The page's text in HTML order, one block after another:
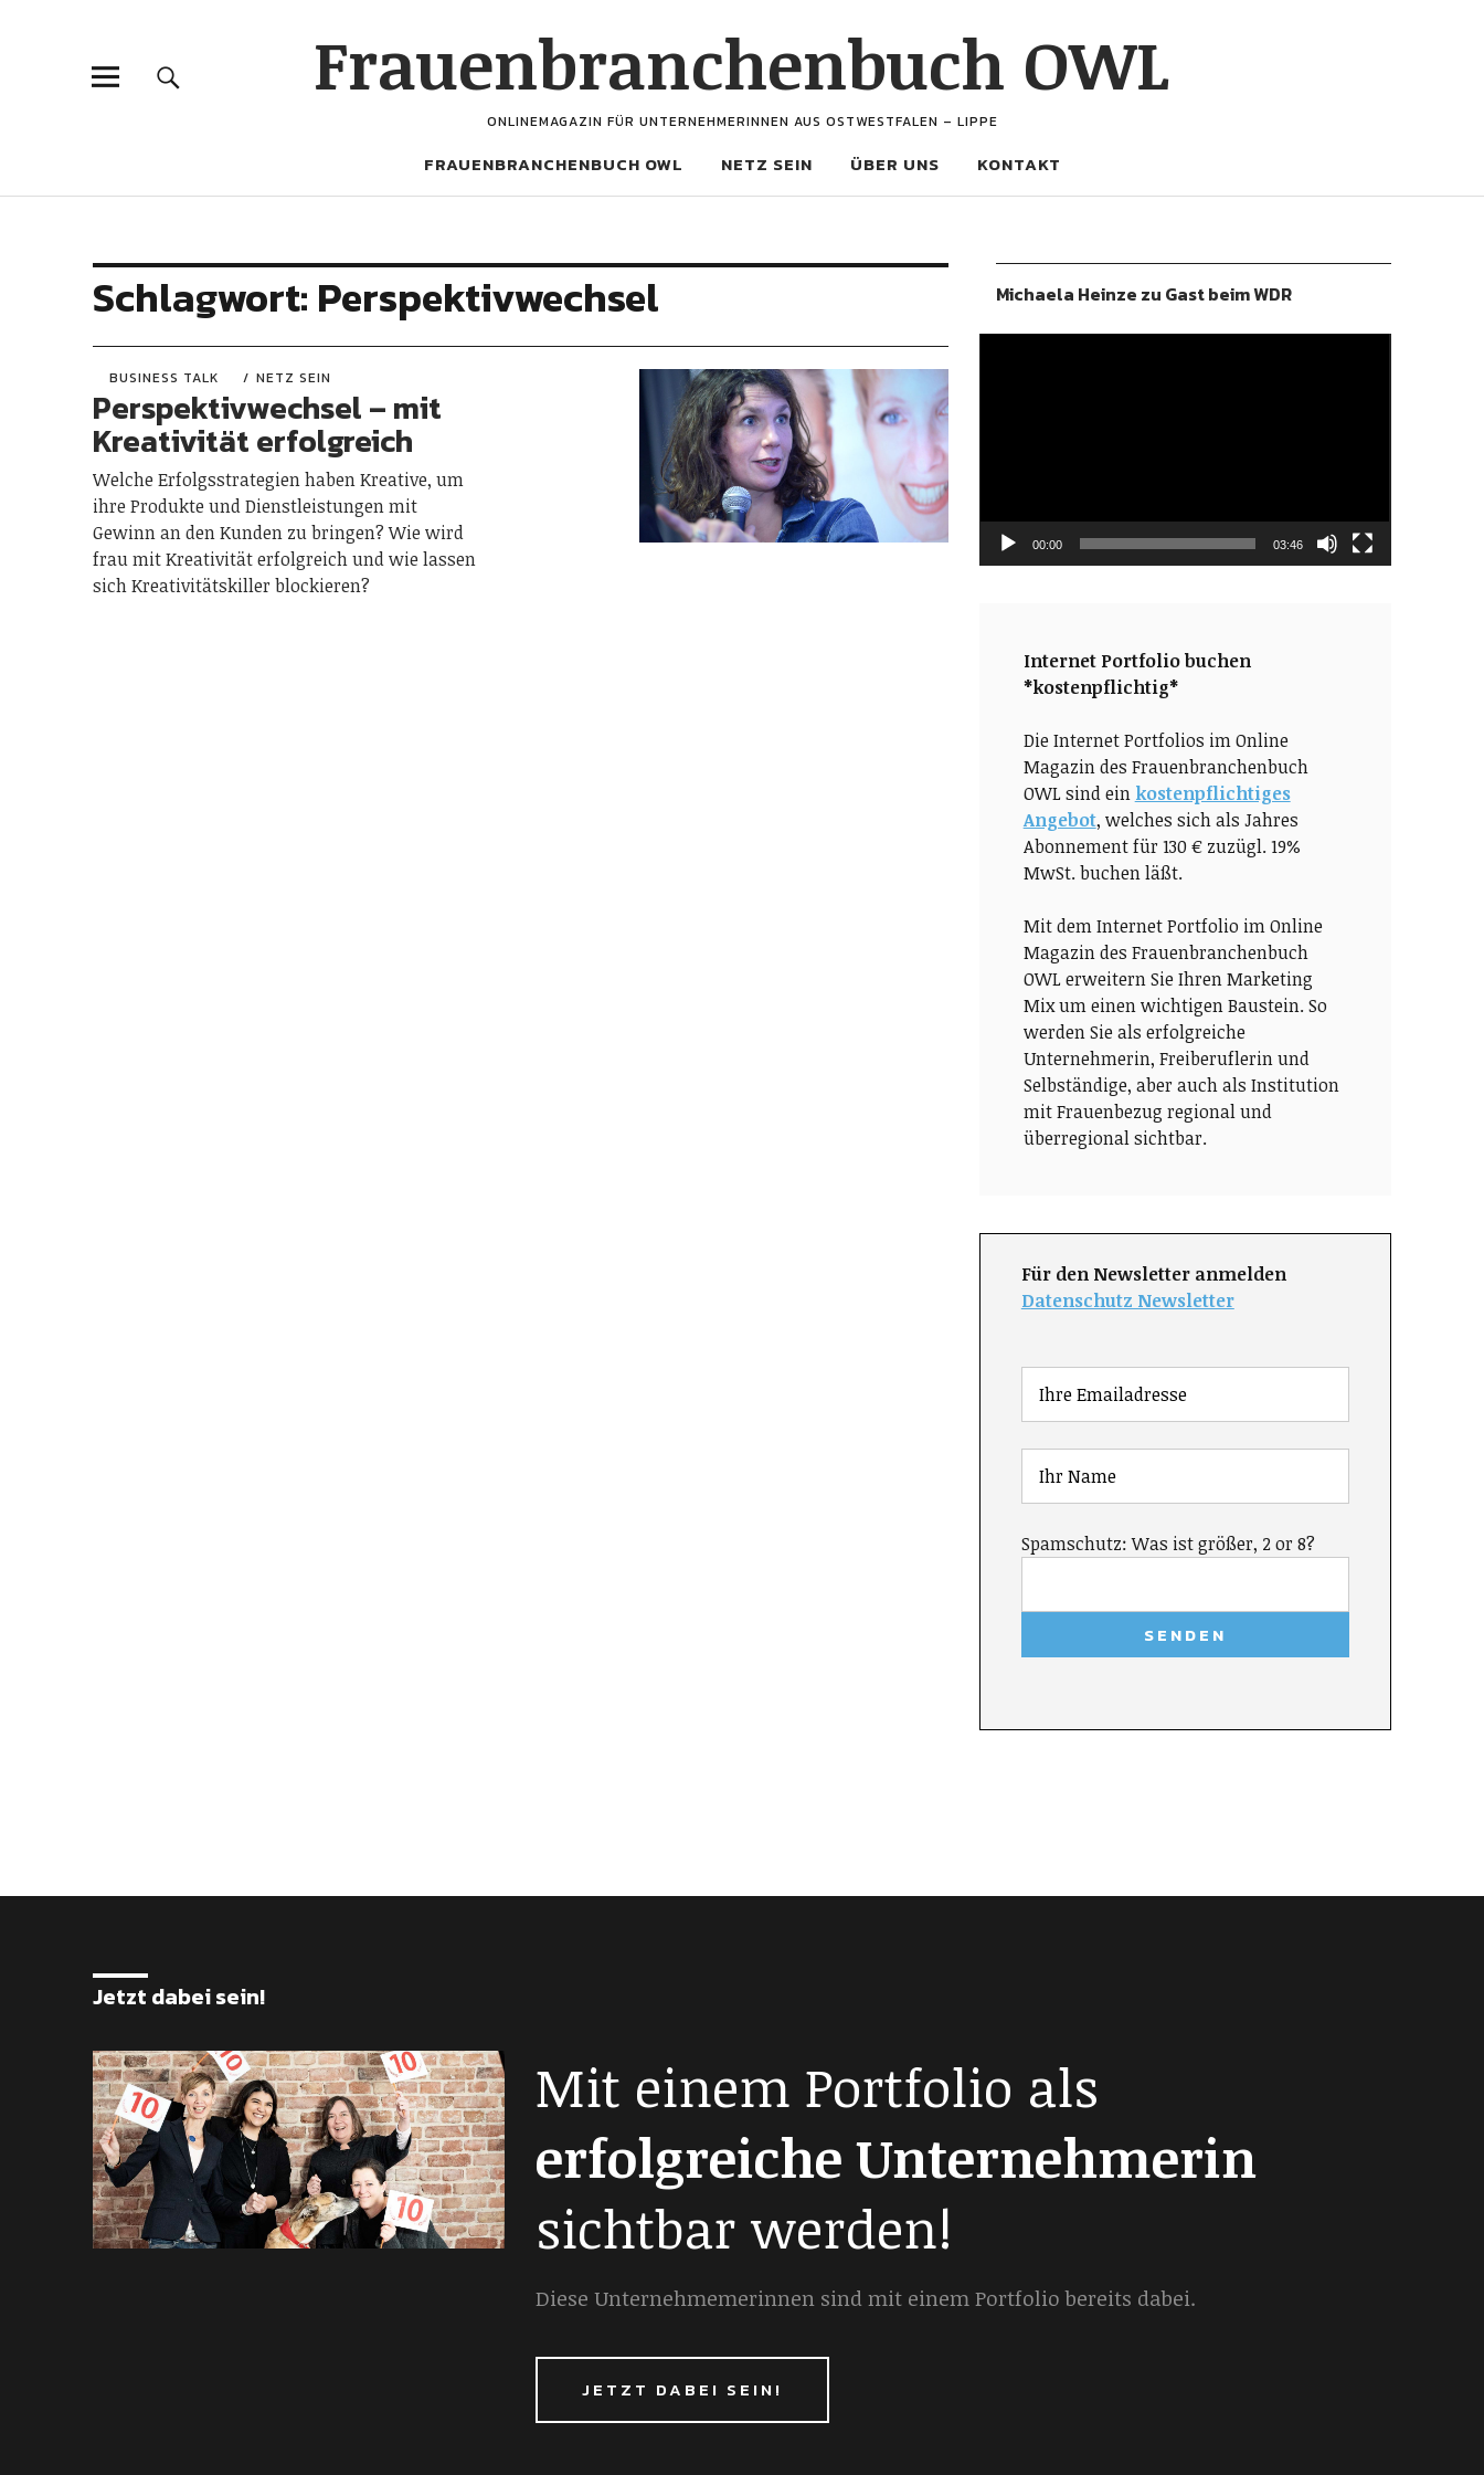
Frauenbranchenbuch OWL
ONLINEMAGAZIN FÜR UNTERNEHMERINNEN AUS OSTWESTFALEN – LIPPE
FRAUENBRANCHENBUCH OWL NETZ SEIN ÜBER UNS KONTAKT
Schlagwort: Perspektivwechsel
BUSINESS TALK NETZ SEIN
Perspektivwechsel – mit
Kreativität erfolgreich
Welche Erfolgsstrategien haben Kreative, um
ihre Produkte und Dienstleistungen mit
Gewinn an den Kunden zu bringen? Wie wird
frau mit Kreativität erfolgreich und wie lassen
sich Kreativitätskiller blockieren?
Michaela Heinze zu Gast beim WDR
00:00 03:46
Internet Portfolio buchen
*kostenpflichtig*
Die Internet Portfolios im Online
Magazin des Frauenbranchenbuch
OWL sind ein kostenpflichtiges
Angebot, welches sich als Jahres
Abonnement für 130 € zuzügl. 19%
MwSt. buchen läßt.
Mit dem Internet Portfolio im Online
Magazin des Frauenbranchenbuch
OWL erweitern Sie Ihren Marketing
Mix um einen wichtigen Baustein. So
werden Sie als erfolgreiche
Unternehmerin, Freiberuflerin und
Selbständige, aber auch als Institution
mit Frauenbezug regional und
überregional sichtbar.
Für den Newsletter anmelden
Datenschutz Newsletter
Spamschutz: Was ist größer, 2 or 8?
Jetzt dabei sein!
Mit einem Portfolio als
erfolgreiche Unternehmerin
sichtbar werden!
Diese Unternehmemerinnen sind mit einem Portfolio bereits dabei.
JETZT DABEI SEIN!